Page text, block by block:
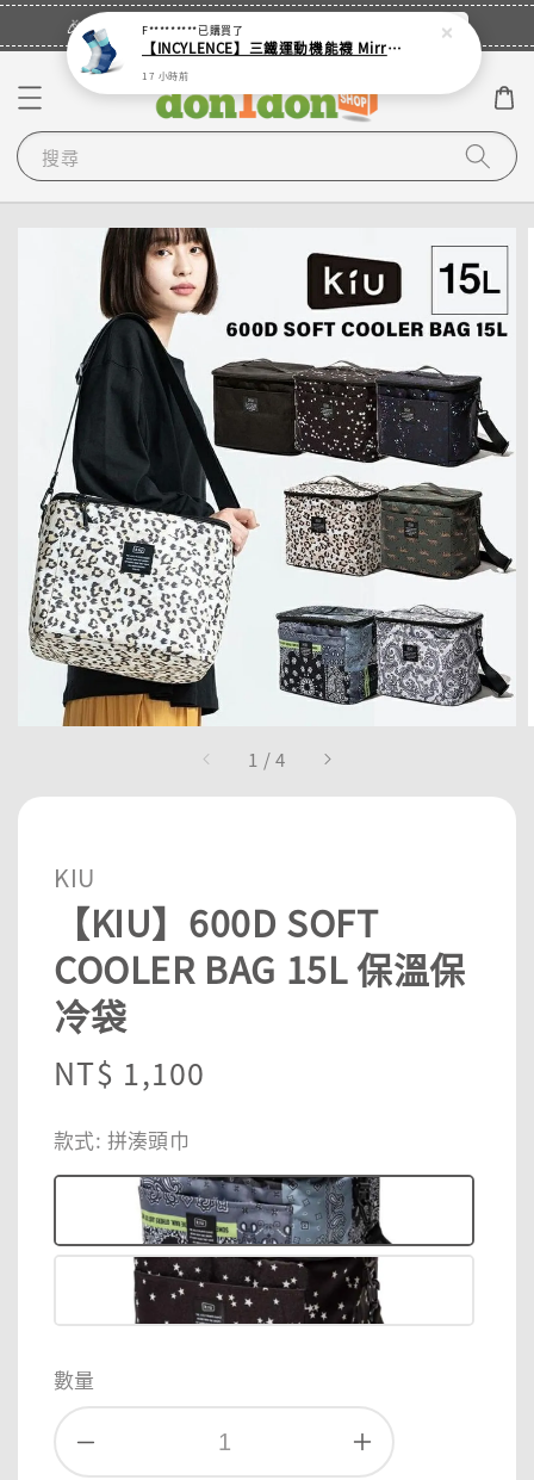
🎉登入會員・領取您的專屬折扣券！ 立即登入
搜尋
1 /4
KIU
【KIU】600D SOFT
COOLER BAG 15L 保溫保
冷袋
Regular
NT$ 1,100
款式: 拼湊頭巾
數量
F*********已購買了
【INCYLENCE】三鐵運動機能襪 Mirrored Mint
17 小時前